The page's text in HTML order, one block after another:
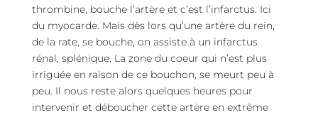
thrombine, bouche l’artère et c’est l’infarctus. Ici
du myocarde. Mais dès lors qu’une artère du rein,
de la rate, se bouche, on assiste à un infarctus
rénal, splénique. La zone du coeur qui n’est plus
irriguée en raison de ce bouchon, se meurt peu à
peu. Il nous reste alors quelques heures pour
intervenir et déboucher cette artère en extrême